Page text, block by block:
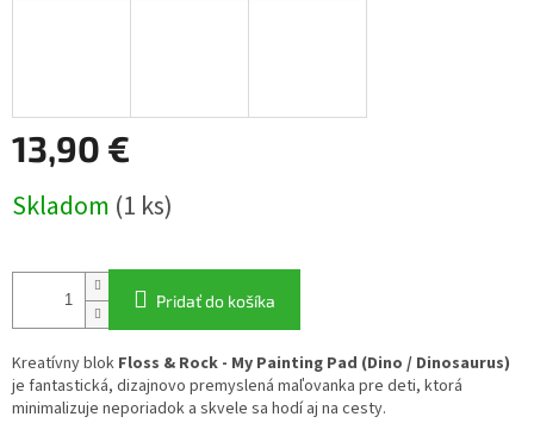
13,90 €
cena:
Skladom (1 ks)
Pridať do košíka
Kreatívny blok Floss & Rock - My Painting Pad (Dino / Dinosaurus)
je fantastická, dizajnovo premyslená maľovanka pre deti, ktorá
minimalizuje neporiadok a skvele sa hodí aj na cesty.